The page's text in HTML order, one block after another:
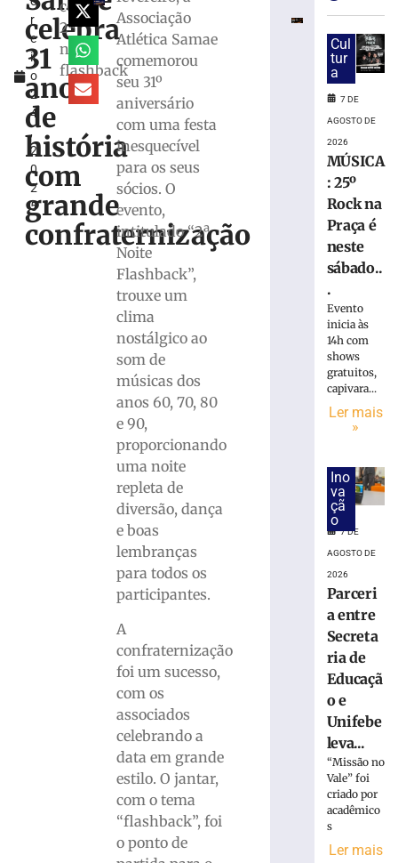
r
e
ir
o
2
4
,
2
0
2
5
celebra
31
anos
de
história
com
grande
confraternização
como
2ª
noite
flashback
Associação
Atlética Samae
comemorou
seu 31º
aniversário
com uma festa
inesquecível
para os seus
sócios. O
evento,
intitulado “2ª
Noite
Flashback”,
trouxe um
clima
nostálgico ao
som de
músicas dos
anos 60, 70, 80
e 90,
proporcionando
uma noite
repleta de
diversão, dança
e boas
lembranças
para todos os
participantes.
A
confraternização
foi um sucesso,
com os
associados
celebrando a
data em grande
estilo. O jantar,
com o tema
“flashback”, foi
o ponto de
altera
o
trânsito
interdição
parcial
Centro
Brusque
MÚSICA:
Praça
neste
sábado
Definida
empresa
construir
barragem
Cul
tur
a
7 DE
AGOSTO DE
2026
MÚSICA
: 25º
Rock na
Praça é
neste
sábado..
.
Evento
inicia às
14h com
shows
gratuitos,
capivara...
Ler mais
»
Ino
va
çã
o
7 DE
AGOSTO DE
2026
Parceri
a entre
Secreta
ria de
Educaçã
o e
Unifebe
leva...
“Missão no
Vale” foi
criado por
acadêmico
s
Ler mais